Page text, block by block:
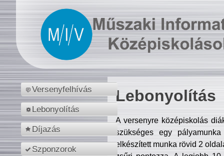
Versenyfelhívás
Lebonyolítás
Díjazás
Szponzorok
Lebonyolítás
A versenyre középiskolás
szükséges egy
elkészített munka rövid 2